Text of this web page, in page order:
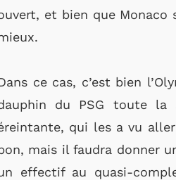
et bien que Monaco
ce cas, c’est bien
du PSG toute la
qui les a vu aller
mais il faudra donner
effectif au quasi-